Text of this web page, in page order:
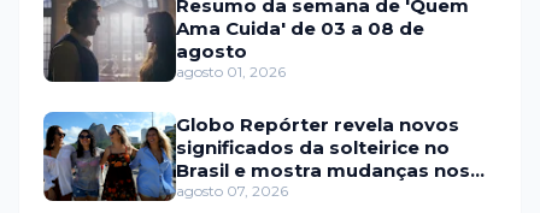
Resumo da semana de 'Quem
Ama Cuida' de 03 a 08 de
agosto
agosto 01, 2026
Globo Repórter revela novos
significados da solteirice no
Brasil e mostra mudanças nos
relacionamentos
agosto 07, 2026